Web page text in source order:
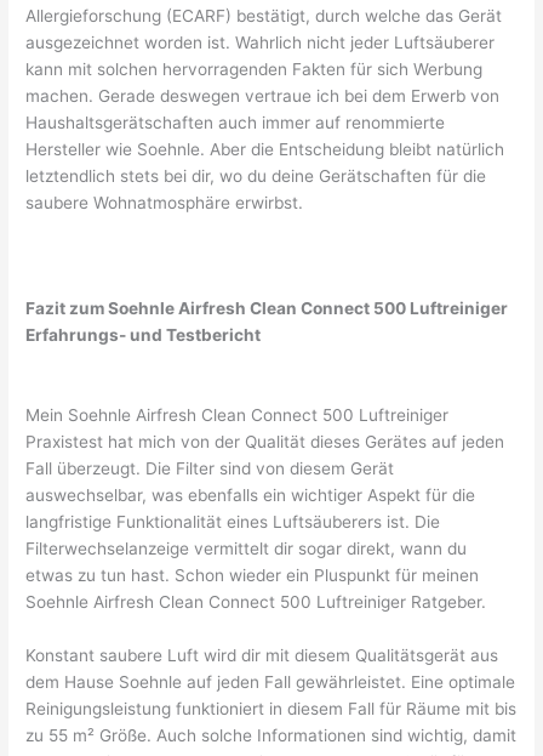
Allergieforschung (ECARF) bestätigt, durch welche das Gerät
ausgezeichnet worden ist. Wahrlich nicht jeder Luftsäuberer
kann mit solchen hervorragenden Fakten für sich Werbung
machen. Gerade deswegen vertraue ich bei dem Erwerb von
Haushaltsgerätschaften auch immer auf renommierte
Hersteller wie Soehnle. Aber die Entscheidung bleibt natürlich
letztendlich stets bei dir, wo du deine Gerätschaften für die
saubere Wohnatmosphäre erwirbst.
Fazit zum Soehnle Airfresh Clean Connect 500 Luftreiniger
Erfahrungs- und Testbericht
Mein Soehnle Airfresh Clean Connect 500 Luftreiniger
Praxistest hat mich von der Qualität dieses Gerätes auf jeden
Fall überzeugt. Die Filter sind von diesem Gerät
auswechselbar, was ebenfalls ein wichtiger Aspekt für die
langfristige Funktionalität eines Luftsäuberers ist. Die
Filterwechselanzeige vermittelt dir sogar direkt, wann du
etwas zu tun hast. Schon wieder ein Pluspunkt für meinen
Soehnle Airfresh Clean Connect 500 Luftreiniger Ratgeber.
Konstant saubere Luft wird dir mit diesem Qualitätsgerät aus
dem Hause Soehnle auf jeden Fall gewährleistet. Eine optimale
Reinigungsleistung funktioniert in diesem Fall für Räume mit bis
zu 55 m² Größe. Auch solche Informationen sind wichtig, damit